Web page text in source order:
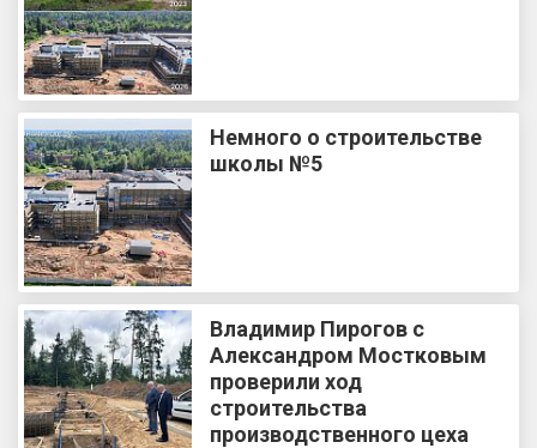
Немного о строительстве
школы №5
Владимир Пирогов с
Александром Мостковым
проверили ход
строительства
производственного цеха